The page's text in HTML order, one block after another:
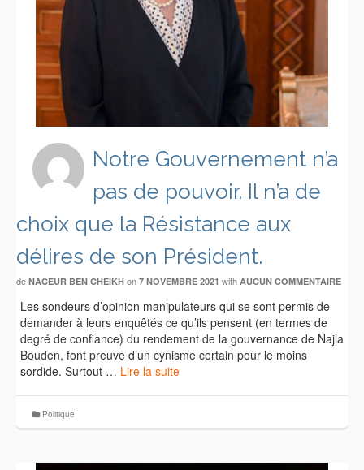
Notre Gouvernement n’a
pas de pouvoir. Il n’a de
choix que la Résistance aux
délires de son Président.
de NACEUR BEN CHEIKH on 7 NOVEMBRE 2021 with AUCUN COMMENTAIRE
Les sondeurs d’opinion manipulateurs qui se sont permis de
demander à leurs enquêtés ce qu’ils pensent (en termes de
degré de confiance) du rendement de la gouvernance de Najla
Bouden, font preuve d’un cynisme certain pour le moins
sordide. Surtout … Lire la suite
Politique